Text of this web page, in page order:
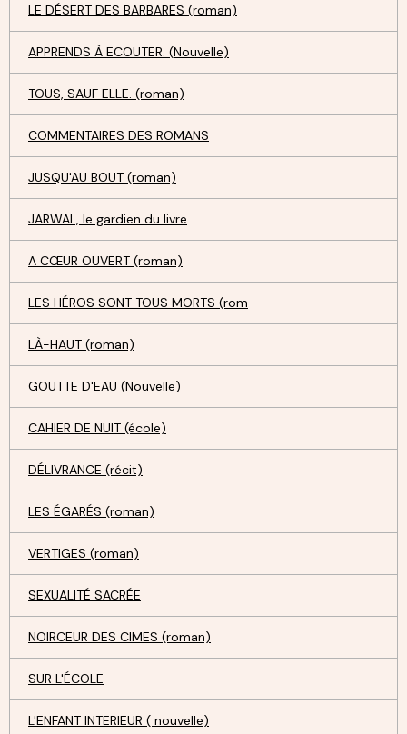
LE DÉSERT DES BARBARES (roman)
APPRENDS À ECOUTER. (Nouvelle)
TOUS, SAUF ELLE. (roman)
COMMENTAIRES DES ROMANS
JUSQU'AU BOUT (roman)
JARWAL, le gardien du livre
A CŒUR OUVERT (roman)
LES HÉROS SONT TOUS MORTS (rom
LÀ-HAUT (roman)
GOUTTE D'EAU (Nouvelle)
CAHIER DE NUIT (école)
DÉLIVRANCE (récit)
LES ÉGARÉS (roman)
VERTIGES (roman)
SEXUALITÉ SACRÉE
NOIRCEUR DES CIMES (roman)
SUR L'ÉCOLE
L'ENFANT INTERIEUR ( nouvelle)